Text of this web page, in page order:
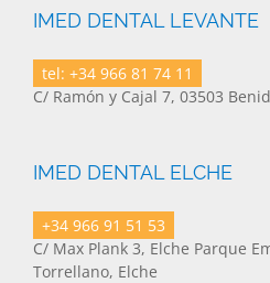
IMED DENTAL LEVANTE
tel: +34 966 81 74 11
C/ Ramón y Cajal 7, 03503
IMED DENTAL ELCHE
+34 966 91 51 53
C/ Max Plank 3, Elche Parque
Torrellano, Elche